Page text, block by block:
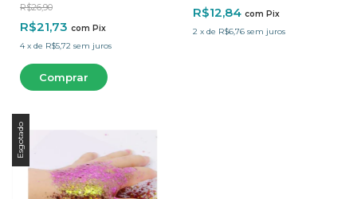
R$26,90
R$21,73 com Pix
4 x de R$5,72 sem juros
R$12,84 com Pix
2 x de R$6,76 sem juros
Esgotado